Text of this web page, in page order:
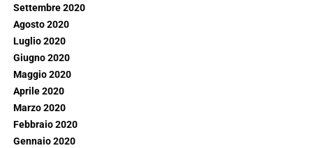
Settembre 2020
Agosto 2020
Luglio 2020
Giugno 2020
Maggio 2020
Aprile 2020
Marzo 2020
Febbraio 2020
Gennaio 2020